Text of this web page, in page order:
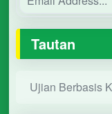
Tautan
Ujian Berbasis